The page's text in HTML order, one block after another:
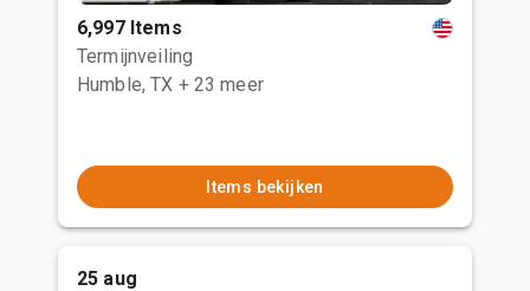
6,997 Items
Termijnveiling
Humble, TX + 23 meer
Items bekijken
25 aug